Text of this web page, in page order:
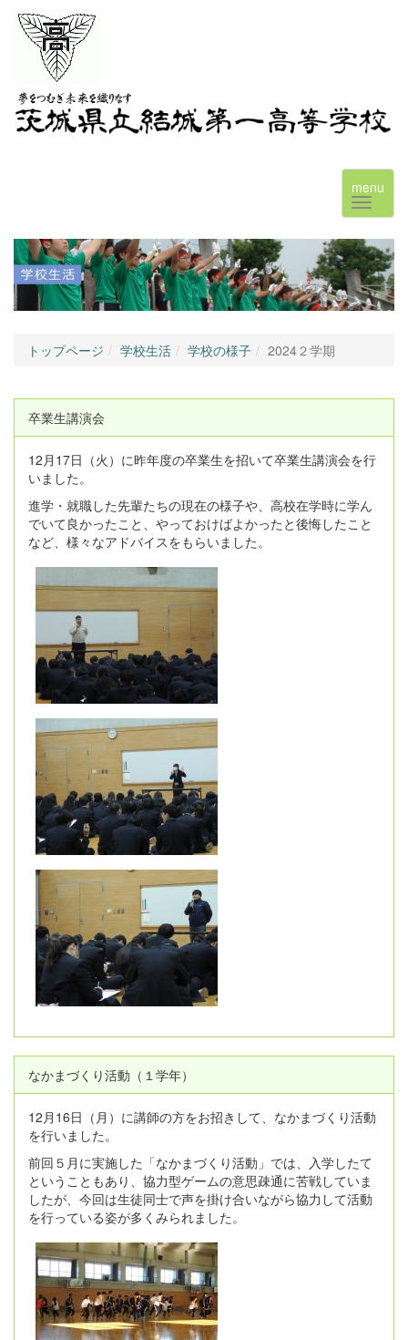
menu
トップページ 学校生活 学校の様子 2024２学期
卒業生講演会
12月17日（火）に昨年度の卒業生を招いて卒業生講演会を行
いました。
進学・就職した先輩たちの現在の様子や、高校在学時に学ん
でいて良かったこと、やっておけばよかったと後悔したこと
など、様々なアドバイスをもらいました。
なかまづくり活動（１学年）
12月16日（月）に講師の方をお招きして、なかまづくり活動
を行いました。
前回５月に実施した「なかまづくり活動」では、入学したて
ということもあり、協力型ゲームの意思疎通に苦戦していま
したが、今回は生徒同士で声を掛け合いながら協力して活動
を行っている姿が多くみられました。